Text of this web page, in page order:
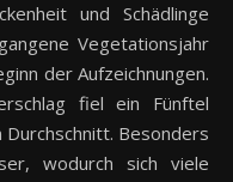
und Schädlinge
Vegetationsjahr
der Aufzeichnungen.
fiel ein Fünftel
Besonders
wodurch sich viele